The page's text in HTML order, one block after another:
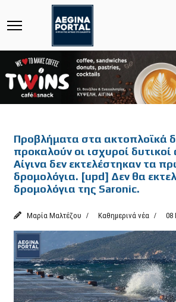
Προβλήματα στα ακτοπλοϊκά
προκαλούν οι ισχυροί δυτικοί
Αίγινα δεν εκτελέστηκαν τα
δρομολόγια. [upd] Δεν θα
δρομολόγια της Saronic.
Μαρία Μαλτέζου Καθημερινά νέα 08